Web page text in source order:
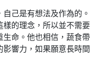
己是有想法及作為的。
的理念，所以並不需要
命。他也相信，蔬食帶
響力，如果願意長時間